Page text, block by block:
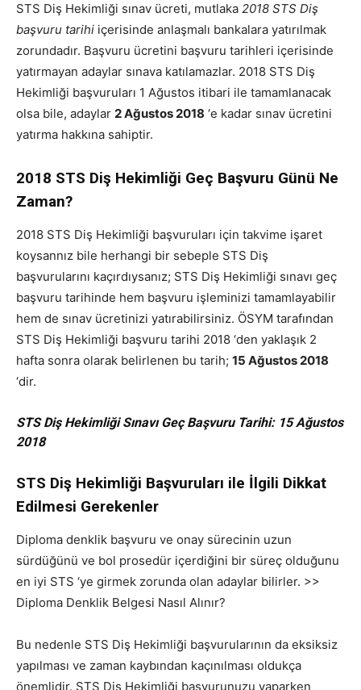
STS Diş Hekimliği sınav ücreti, mutlaka 2018 STS Diş
başvuru tarihi içerisinde anlaşmalı bankalara yatırılmak
zorundadır. Başvuru ücretini başvuru tarihleri içerisinde
yatırmayan adaylar sınava katılamazlar. 2018 STS Diş
Hekimliği başvuruları 1 Ağustos itibari ile tamamlanacak
olsa bile, adaylar 2 Ağustos 2018 ‘e kadar sınav ücretini
yatırma hakkına sahiptir.
2018 STS Diş Hekimliği Geç Başvuru Günü Ne
Zaman?
2018 STS Diş Hekimliği başvuruları için takvime işaret
koysannız bile herhangi bir sebeple STS Diş
başvurularını kaçırdıysanız; STS Diş Hekimliği sınavı geç
başvuru tarihinde hem başvuru işleminizi tamamlayabilir
hem de sınav ücretinizi yatırabilirsiniz. ÖSYM tarafından
STS Diş Hekimliği başvuru tarihi 2018 ‘den yaklaşık 2
hafta sonra olarak belirlenen bu tarih; 15 Ağustos 2018
‘dir.
STS Diş Hekimliği Sınavı Geç Başvuru Tarihi: 15 Ağustos
2018
STS Diş Hekimliği Başvuruları ile İlgili Dikkat
Edilmesi Gerekenler
Diploma denklik başvuru ve onay sürecinin uzun
sürdüğünü ve bol prosedür içerdiğini bir süreç olduğunu
en iyi STS ‘ye girmek zorunda olan adaylar bilirler. >>
Diploma Denklik Belgesi Nasıl Alınır?
Bu nedenle STS Diş Hekimliği başvurularının da eksiksiz
yapılması ve zaman kaybından kaçınılması oldukça
önemlidir. STS Diş Hekimliği başvurunuzu yaparken